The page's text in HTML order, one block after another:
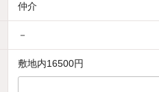
仲介
－
敷地内16500円